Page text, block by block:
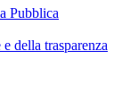
Pubblica
della trasparenza